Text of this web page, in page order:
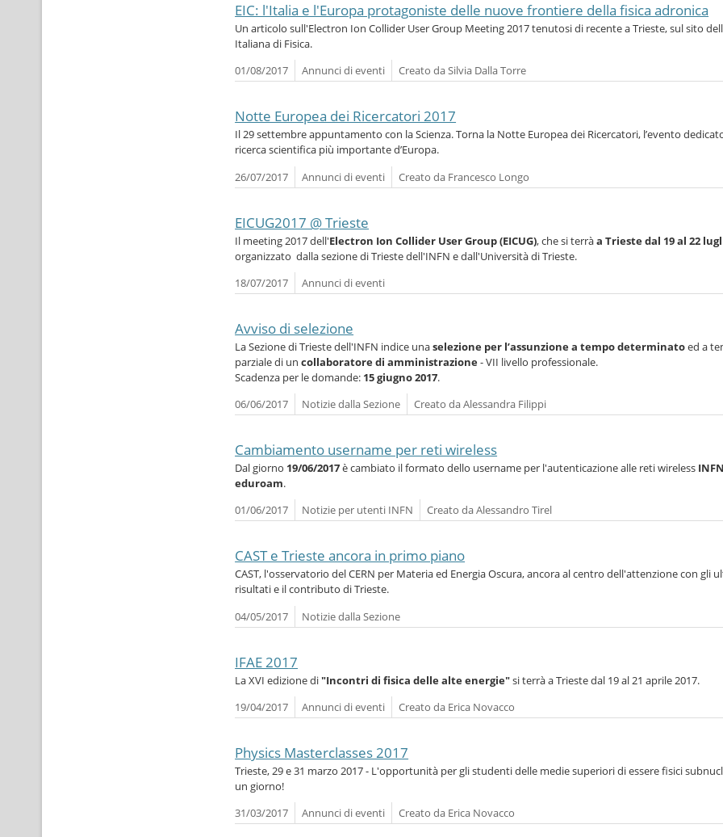
EIC: l'Italia e l'Europa protagoniste delle nuove frontiere della fisica adronica
Un articolo sull'Electron Ion Collider User Group Meeting 2017 tenutosi di recente a Trieste, sul sito
Italiana di Fisica.
01/08/2017
Annunci di eventi Creato da Silvia Dalla Torre
Notte Europea dei Ricercatori 2017
Il 29 settembre appuntamento con la Scienza. Torna la Notte Europea dei Ricercatori, l’evento
ricerca scientifica più importante d’Europa.
26/07/2017
Annunci di eventi Creato da Francesco Longo
EICUG2017 @ Trieste
Il meeting 2017 dell'Electron Ion Collider User Group (EICUG), che si terràa Trieste dal 19 al 22
organizzato dalla sezione di Trieste dell'INFN e dall'Università di Trieste.
18/07/2017
Annunci di eventi
Avviso di selezione
La Sezione di Trieste dell'INFN indice unaselezione per l’assunzione a tempo determinatoed a
parziale di uncollaboratore di amministrazione- VII livello professionale.
Scadenza per le domande: 15 giugno 2017.
06/06/2017
Notizie dalla Sezione Creato da Alessandra Filippi
Cambiamento username per reti wireless
Dal giorno 19/06/2017è cambiato il formato dello username per l'autenticazione alle reti wireless
eduroam.
01/06/2017
Notizie per utenti INFN Creato da Alessandro Tirel
CAST e Trieste ancora in primo piano
CAST, l'osservatorio del CERN per Materia ed Energia Oscura, ancora al centro dell'attenzione con gli
risultati e il contributo di Trieste.
04/05/2017
Notizie dalla Sezione
IFAE 2017
La XVI edizione di"Incontri di fisica delle alte energie"si terrà a Trieste dal 19 al 21 aprile 2017.
19/04/2017
Annunci di eventi Creato da Erica Novacco
Physics Masterclasses 2017
Trieste, 29 e 31 marzo 2017 - L'opportunità per gli studenti delle medie superiori di essere fisici
un giorno!
31/03/2017
Annunci di eventi Creato da Erica Novacco